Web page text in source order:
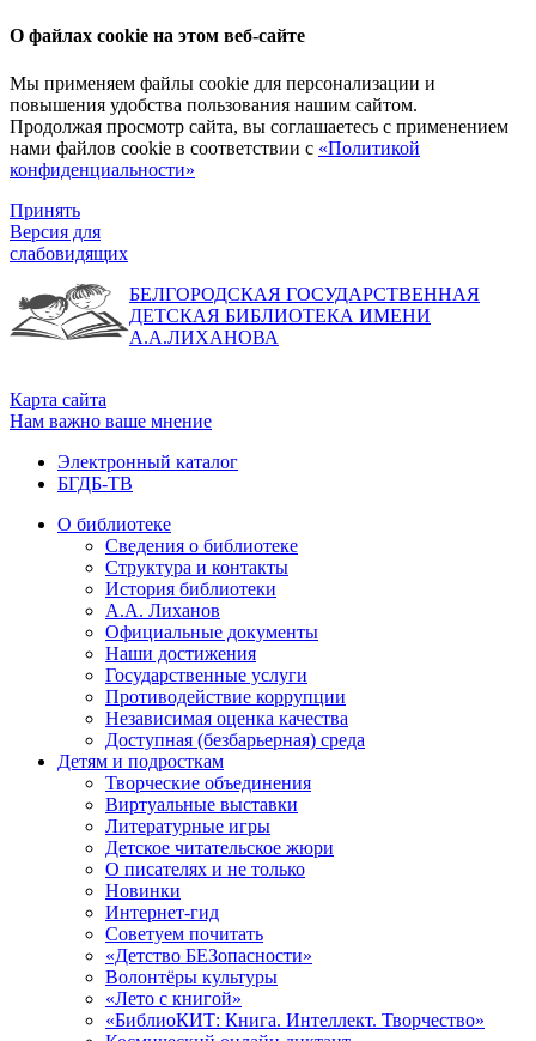
О файлах cookie на этом веб-сайте
Мы применяем файлы cookie для персонализации и
повышения удобства пользования нашим сайтом.
Продолжая просмотр сайта, вы соглашаетесь с применением
нами файлов cookie в соответствии с «Политикой
конфиденциальности»
Принять
Версия для
слабовидящих
БЕЛГОРОДСКАЯ ГОСУДАРСТВЕННАЯ
ДЕТСКАЯ БИБЛИОТЕКА ИМЕНИ
А.А.ЛИХАНОВА
Карта сайта
Нам важно ваше мнение
Электронный каталог
БГДБ-ТВ
О библиотеке
Сведения о библиотеке
Структура и контакты
История библиотеки
А.А. Лиханов
Официальные документы
Наши достижения
Государственные услуги
Противодействие коррупции
Независимая оценка качества
Доступная (безбарьерная) среда
Детям и подросткам
Творческие объединения
Виртуальные выставки
Литературные игры
Детское читательское жюри
О писателях и не только
Новинки
Интернет-гид
Советуем почитать
«Детство БЕЗопасности»
Волонтёры культуры
«Лето с книгой»
«БиблиоКИТ: Книга. Интеллект. Творчество»